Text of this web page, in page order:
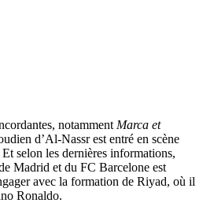
notamment Marca et
d’Al-Nassr est entré en scène
selon les dernières informations,
Madrid et du FC Barcelone est
avec la formation de Riyad, où il
Ronaldo.